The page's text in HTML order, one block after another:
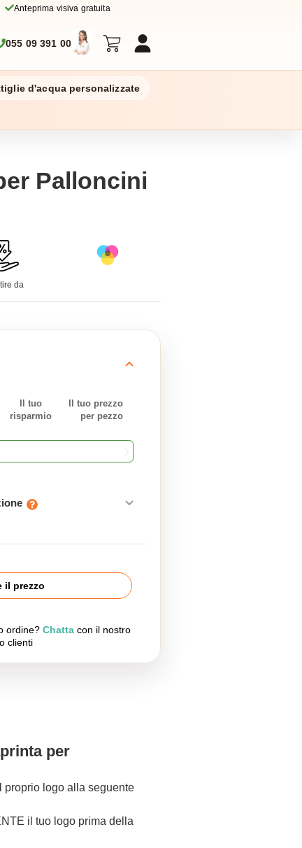
Anteprima visiva gratuita
055 09 391 00
d'acqua personalizzate
Palloncini
da
Il tuo
risparmio
Il tuo prezzo
per pezzo
il prezzo
ordine? Chattacon il nostro
clienti
per
proprio logo alla seguente
il tuo logo prima della